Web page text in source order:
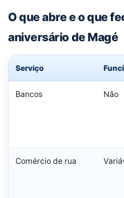
O que abre e o que
aniversário de Magé
Serviço
Bancos Não
Comércio de rua